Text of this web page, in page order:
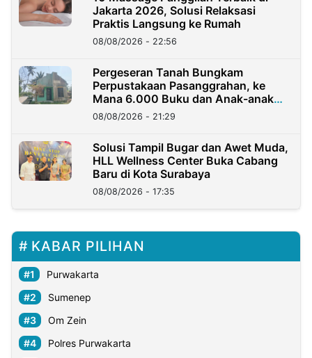
Jakarta 2026, Solusi Relaksasi
Praktis Langsung ke Rumah
08/08/2026 - 22:56
Pergeseran Tanah Bungkam
Perpustakaan Pasanggrahan, ke
Mana 6.000 Buku dan Anak-anak
Kini?
08/08/2026 - 21:29
Solusi Tampil Bugar dan Awet Muda,
HLL Wellness Center Buka Cabang
Baru di Kota Surabaya
08/08/2026 - 17:35
KABAR PILIHAN
Purwakarta
Sumenep
Om Zein
Polres Purwakarta